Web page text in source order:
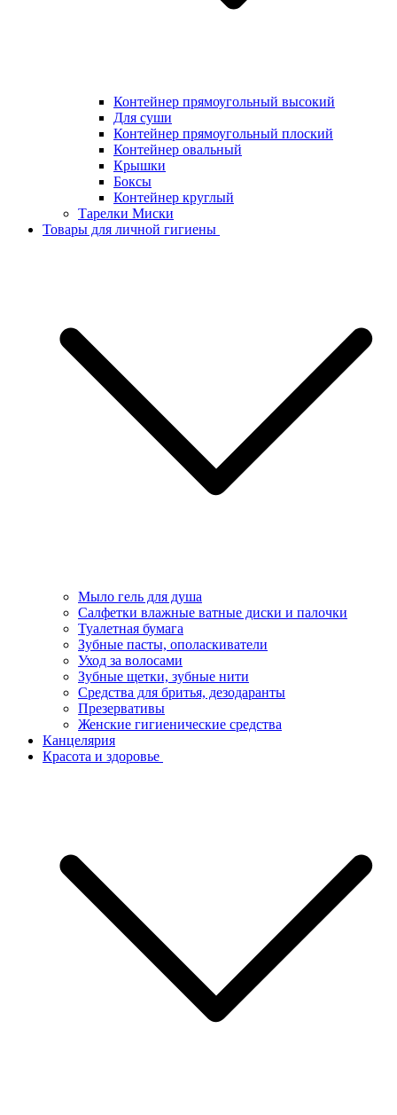
Контейнер прямоугольный высокий
Для суши
Контейнер прямоугольный плоский
Контейнер овальный
Крышки
Боксы
Контейнер круглый
Тарелки Миски
Товары для личной гигиены
Мыло гель для душа
Салфетки влажные ватные диски и палочки
Туалетная бумага
Зубные пасты, ополаскиватели
Уход за волосами
Зубные щетки, зубные нити
Средства для бритья, дезодаранты
Презервативы
Женские гигиенические средства
Канцелярия
Красота и здоровье